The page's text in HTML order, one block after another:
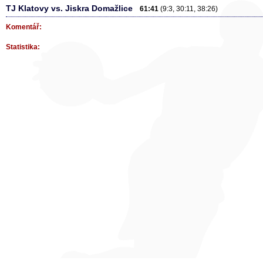
TJ Klatovy vs. Jiskra Domažlice 61:41 (9:3, 30:11, 38:26)
Komentář:
Statistika: